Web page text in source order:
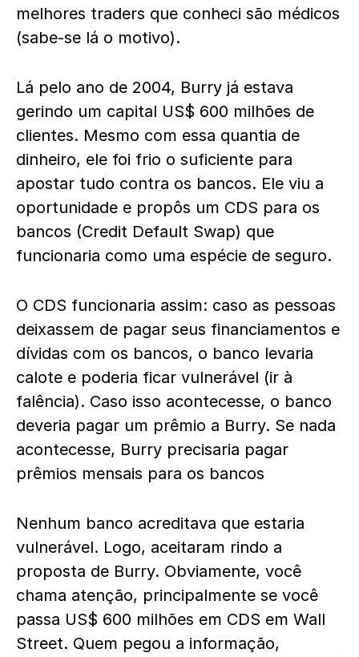
melhores traders que conheci são médicos
(sabe-se lá o motivo).
Lá pelo ano de 2004, Burry já estava
gerindo um capital US$ 600 milhões de
clientes. Mesmo com essa quantia de
dinheiro, ele foi frio o suficiente para
apostar tudo contra os bancos. Ele viu a
oportunidade e propôs um CDS para os
bancos (Credit Default Swap) que
funcionaria como uma espécie de seguro.
O CDS funcionaria assim: caso as pessoas
deixassem de pagar seus financiamentos e
dívidas com os bancos, o banco levaria
calote e poderia ficar vulnerável (ir à
falência). Caso isso acontecesse, o banco
deveria pagar um prêmio a Burry. Se nada
acontecesse, Burry precisaria pagar
prêmios mensais para os bancos
Nenhum banco acreditava que estaria
vulnerável. Logo, aceitaram rindo a
proposta de Burry. Obviamente, você
chama atenção, principalmente se você
passa US$ 600 milhões em CDS em Wall
Street. Quem pegou a informação,